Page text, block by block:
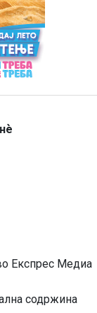
Експрес Медиа
содржина